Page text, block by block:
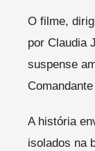
O filme,
por Claudia
suspense
A história
isolados na